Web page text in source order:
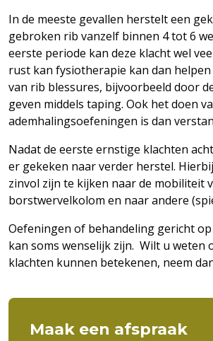
In de meeste gevallen herstelt een
gebroken rib vanzelf binnen 4 tot 6
eerste periode kan deze klacht wel
rust kan fysiotherapie kan dan
van rib blessures, bijvoorbeeld door
geven middels taping. Ook het doen
ademhalingsoefeningen is dan
Nadat de eerste ernstige klachten
er gekeken naar verder herstel.
zinvol zijn te kijken naar de mobiliteit
borstwervelkolom en naar andere
Oefeningen of behandeling gericht
kan soms wenselijk zijn. Wilt u weten
klachten kunnen betekenen, neem
Maak een afspraak